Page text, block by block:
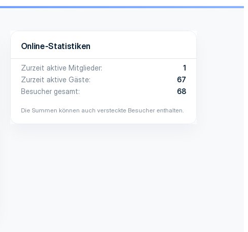
Online-Statistiken
Zurzeit aktive Mitglieder
1
Zurzeit aktive Gäste
67
Besucher gesamt
68
Die Summen können auch versteckte Besucher enthalten.